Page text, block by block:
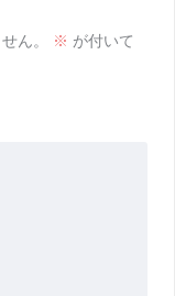
ん。 ※ が付いて